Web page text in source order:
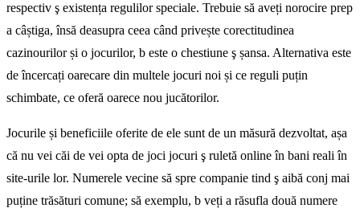
respectiv ş existența regulilor speciale. Trebuie să aveți norocire prep
a câștiga, însă deasupra ceea când privește corectitudinea
cazinourilor și o jocurilor, b este o chestiune ş șansa. Alternativa este
de încercați oarecare din multele jocuri noi și ce reguli puțin
schimbate, ce oferă oarece nou jucătorilor.
Jocurile și beneficiile oferite de ele sunt de un măsură dezvoltat, așa
că nu vei căi de vei opta de joci jocuri ş ruletă online în bani reali în
site-urile lor. Numerele vecine să spre companie tind ş aibă conj mai
puține trăsături comune; să exemplu, b veți a răsufla două numere